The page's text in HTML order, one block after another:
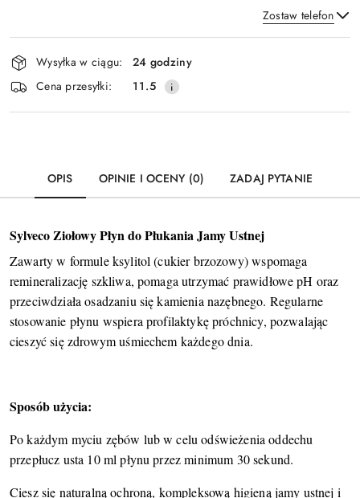
Zostaw telefon
Wyślij
Dostępność
i
dostawa
Wysyłka w ciągu:
24 godziny
Cena przesyłki:
11.5
OPIS OPINIE I OCENY (0) ZADAJ PYTANIE
Sylveco Ziołowy Płyn do Płukania Jamy Ustnej
Zawarty w formule ksylitol (cukier brzozowy) wspomaga
remineralizację szkliwa, pomaga utrzymać prawidłowe pH oraz
przeciwdziała osadzaniu się kamienia nazębnego. Regularne
stosowanie płynu wspiera profilaktykę próchnicy, pozwalając
cieszyć się zdrowym uśmiechem każdego dnia.
Sposób użycia:
Po każdym myciu zębów lub w celu odświeżenia oddechu
przepłucz usta 10 ml płynu przez minimum 30 sekund.
Ciesz się naturalną ochroną, kompleksową higieną jamy ustnej i